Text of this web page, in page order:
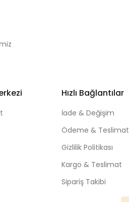
Hızlı Bağlantılar
İade & Değişim
Ödeme & Teslimat
Gizlilik Politikası
Kargo & Teslimat
Sipariş Takibi